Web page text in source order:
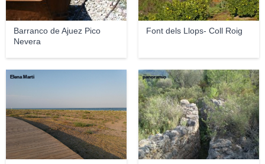
Barranco de Ajuez Pico
Nevera
Font dels Llops- Coll Roig
Elena Marti panoramio